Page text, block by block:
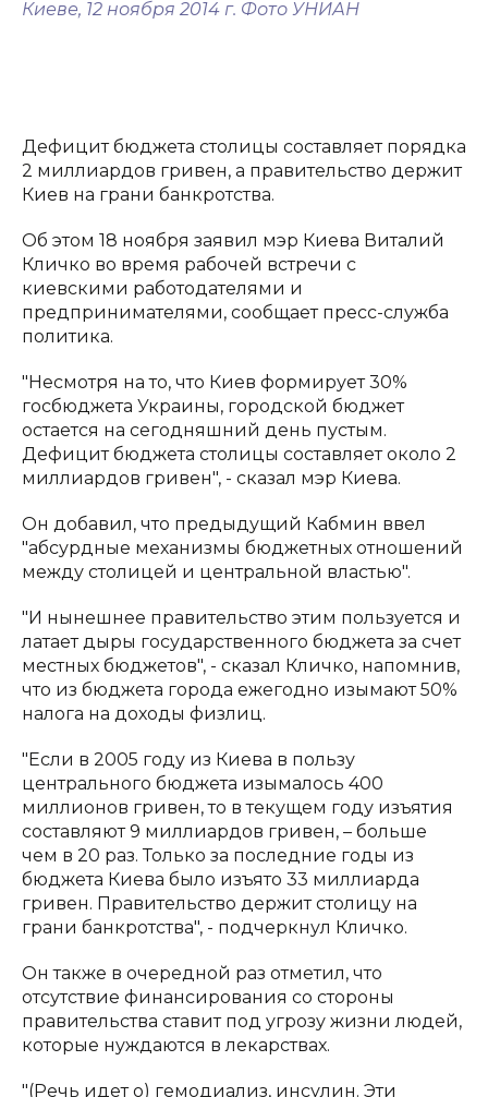
Киеве, 12 ноября 2014 г. Фото УНИАН
Дефицит бюджета столицы составляет порядка
2 миллиардов гривен, а правительство держит
Киев на грани банкротства.
Об этом 18 ноября заявил мэр Киева Виталий
Кличко во время рабочей встречи с
киевскими работодателями и
предпринимателями, сообщает пресс-служба
политика.
"Несмотря на то, что Киев формирует 30%
госбюджета Украины, городской бюджет
остается на сегодняшний день пустым.
Дефицит бюджета столицы составляет около 2
миллиардов гривен", - сказал мэр Киева.
Он добавил, что предыдущий Кабмин ввел
"абсурдные механизмы бюджетных отношений
между столицей и центральной властью".
"И нынешнее правительство этим пользуется и
латает дыры государственного бюджета за счет
местных бюджетов", - сказал Кличко, напомнив,
что из бюджета города ежегодно изымают 50%
налога на доходы физлиц.
"Если в 2005 году из Киева в пользу
центрального бюджета изымалось 400
миллионов гривен, то в текущем году изъятия
составляют 9 миллиардов гривен, – больше
чем в 20 раз. Только за последние годы из
бюджета Киева было изъято 33 миллиарда
гривен. Правительство держит столицу на
грани банкротства", - подчеркнул Кличко.
Он также в очередной раз отметил, что
отсутствие финансирования со стороны
правительства ставит под угрозу жизни людей,
которые нуждаются в лекарствах.
"(Речь идет о) гемодиализ, инсулин. Эти